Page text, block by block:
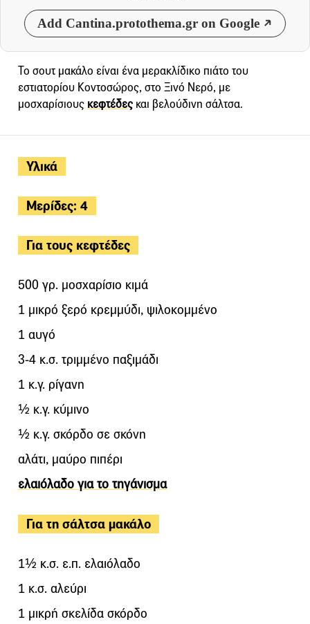
Add Cantina.protothema.gr on Google
Υλικά
Μερίδες: 4
Για τους κεφτέδες
500 γρ. μοσχαρίσιο κιμά
1 μικρό ξερό κρεμμύδι, ψιλοκομμένο
1 αυγό
3-4 κ.σ. τριμμένο παξιμάδι
1 κ.γ. ρίγανη
½ κ.γ. κύμινο
½ κ.γ. σκόρδο σε σκόνη
αλάτι, μαύρο πιπέρι
ελαιόλαδο για το τηγάνισμα
Για τη σάλτσα μακάλο
1½ κ.σ. ε.π. ελαιόλαδο
1 κ.σ. αλεύρι
1 μικρή σκελίδα σκόρδο
Το σουτ μακάλο είναι ένα μερακλίδικο πιάτο του
εστιατορίου Κοντοσώρος, στο Ξινό Νερό, με
μοσχαρίσιους κεφτέδες και βελούδινη σάλτσα.